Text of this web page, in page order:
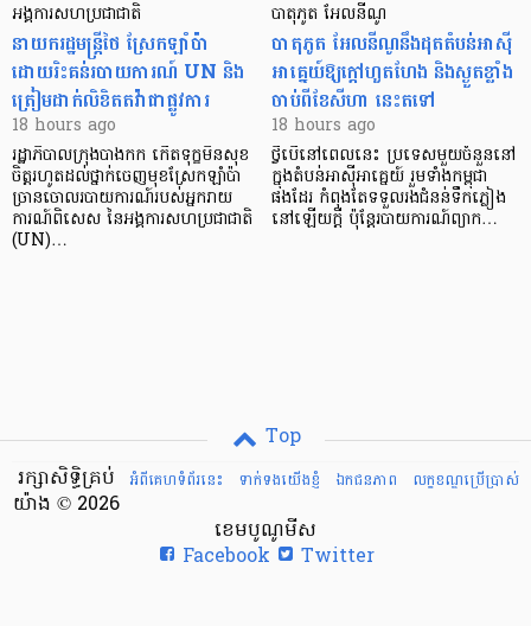
អង្គការសហប្រជាជាតិ
នាយករដ្ឋមន្ត្រី​ថៃ ស្រែកឡាំប៉ា
ដោយរិះគន់របាយការណ៍ UN និង
ត្រៀមដាក់លិខិតតវ៉ាជាផ្លូវការ
18 hours ago
រដ្ឋាភិបាលក្រុងបាងកក កើតទុក្ខមិនសុខ
ចិត្តរហូតដល់ថ្នាក់ចេញមុខស្រែកឡាំប៉ា
ច្រានចោលរបាយការណ៍របស់អ្នករាយ
ការណ៍ពិសេស នៃអង្គការសហប្រជាជាតិ
(UN)…
បាតុភូត អែលនីណូ
បាតុភូត អែលនីណូ​នឹងដុតតំបន់អាស៊ី
អាគ្នេយ៍ឱ្យក្តៅហួតហែង និងស្ងួតខ្លាំង
ចាប់ពីខែសីហា នេះតទៅ
18 hours ago
ថ្វីបើនៅពេលនេះ ប្រទេសមួយចំនួននៅ
ក្នុងតំបន់អាស៊ីអាគ្នេយ៍ រួមទាំងកម្ពុជា
ផងដែរ កំពុងតែទទួលរងជំនន់ទឹកភ្លៀង
នៅឡើយក្តី ប៉ុន្តែរបាយការណ៍ព្យាក…
Top
អំពីគេហទំព័រនេះ
ទាក់ទងយើងខ្ញំ ឯកជនភាព លក្ខខណ្ឌ​ប្រើ​ប្រាស់
រក្សាសិទ្ធិគ្រប់
យ៉ាង © 2026
ខេមបូណូមីស
Facebook
Twitter